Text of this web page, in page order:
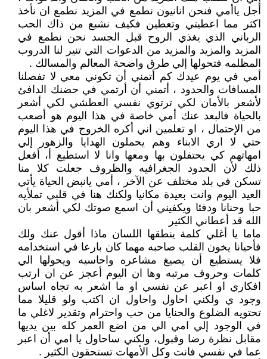
أجل ياأمي فنحن انانيون نطمع في المزيد نطمع ان نأخذ
اكثر مما اعطيتي وتعطين فكيف نشبع من ذاك الحب
الرباني الذي يغذي الروح قبل الجسد نحن نطمع في
المزيد والمزيد والمزيد من الدعوات التي تنير لنا الدروب
المظلمه فتحولها إلي طرق واضحة المعالم والمسالك .
أمي في يوم عيدك كم أتمني أن تكوني معي لا تفصلنا
المسافات والحدود ، أتمني أن أرتمي في حضنك الدافئ
لأشعر بالأمان لكي ترتوي نفسي العطشي لكي أشعر
بالحياة فالبعد عنك أمي خاصة في هذا اليوم هو أصعب
من الإحتمال ، او تعلمين اني أكره الخروج في هذا اليوم
حتي لا اري الابناء وهم يحملون الهدايا والزهور إلي
امهاتهم كي يحتفلون بها ومعها وانا لا استطيع أ، أفعل
ذلك لأن الحدود الجغرافيه والظروف جعلت كلا منا
تسكن في بلد مختلف عن الآخر ، أمي يانبض الحياة يأتي
العيد اليوم وانت بعيدة مكانيا ولكنك هنا في قلبي تملأيه
حبا وحنانا ودفئا ويكفيني أن اسمع صوتك لكي أشعر بان
الله قد أعطاني الكثير
ماما يا أغلي كلمة ينطقها اللسان ماذا أقول عنك ولك
فأحيانا يخون القلب صاحبه مهما كان بارعا في استخدامه
فلا يستطيع أن يصيغ مشاعره واحاسيه ويحولها الي
كلمات وحروف مرتبه وها ان اليوم أعجز عن ان ارتب
افكاري او اعبر عن نفسي او ما اشعر به تجاه اساس
وجود ي ولكني احاول واحاول ان اكتب ولو قليلا مما
تحتويه الضلوع والحنايا من حب واحترام وتقدير لاغلي ما
في الوجود إلي امي الي من اضع العمر كله بين يديها
مقابل نظرة رضا وقبول، ولكني ساحاول يا امي أن اعبر
عما في نفسي فانت وكل الأمهات تستحقون الكثير .